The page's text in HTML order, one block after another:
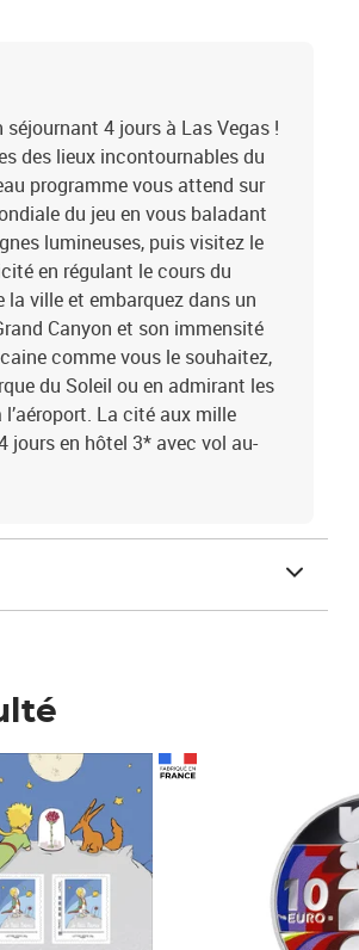
4 jours à Las Vegas !
des lieux incontournables du
programme vous attend sur
du jeu en vous baladant
lumineuses, puis visitez le
en régulant le cours du
ville et embarquez dans un
Canyon et son immensité
comme vous le souhaitez,
du Soleil ou en admirant les
La cité aux mille
jours en hôtel 3* avec vol au-